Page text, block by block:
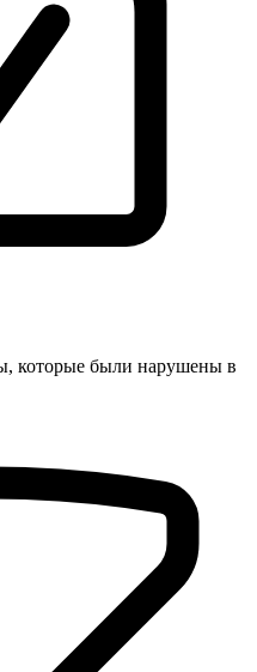
которые были нарушены в